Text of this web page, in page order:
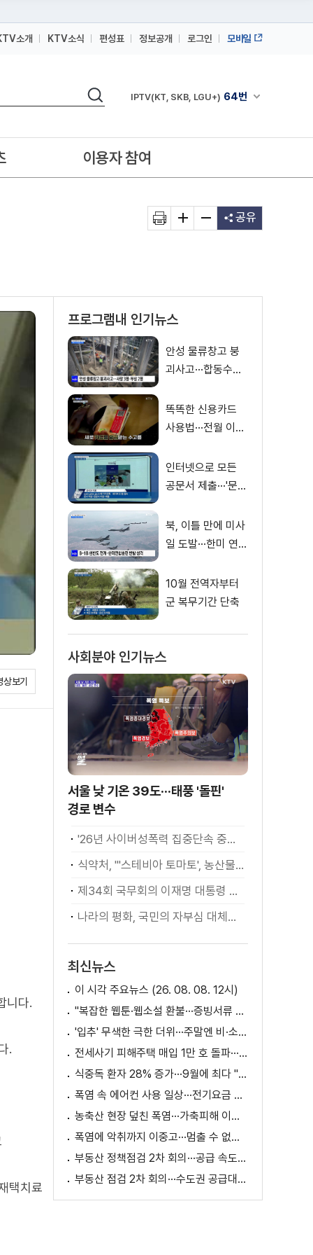
소개 KTV소식 편성표 정보공개 로그인 모바일
검색 채널안내 펼쳐
IPTV(KT, SKB, LGU+) 64번
IPTV(KT, SKB, LGU+)
이용자 참여
공유
보기
니다.
.
택치료
프로그램내 인기뉴스
안성 물류창고 붕
괴사고···합동수사
똑똑한 신용카드
사용법···전월 이용
[S&News]
인터넷으로 모든
공문서 제출···'문서
북, 이틀 만에 미사
일 도발···한미 연합
10월 전역자부터
군 복무기간 단축
사회분야 인기뉴스
서울 낮 기온 39도···태풍 '돌핀'
경로 변수
'26년 사이버성폭력 집중단속 중간성과 발표···향후 추진계획은?
식약처, "'스테비아 토마토', 농산물 아닌 가공식품"
제34회 국무회의 이재명 대통령 모두발언
나라의 평화, 국민의 자부심 대체불가 대한민국 이재명 대통령 모두말씀
최신뉴스
이 시각 주요뉴스 (26. 08. 08. 12시)
"복잡한 웹툰·웹소설 환불···증빙서류 요구까지"
'입추' 무색한 극한 더위···주말엔 비·소나기
전세사기 피해주택 매입 1만 호 돌파···피해 지원 속도
식중독 환자 28% 증가···9월에 최다 "입추 방심 금물"
폭염 속 에어컨 사용 일상···전기요금 줄이려면?
농축산 현장 덮친 폭염···가축피해 이틀 새 28만 마리↑
폭염에 악취까지 이중고···멈출 수 없는 필수노동
부동산 정책점검 2차 회의···공급 속도전 본격화하나
부동산 점검 2차 회의···수도권 공급대책 논의